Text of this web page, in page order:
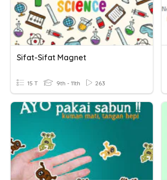
Sifat-Sifat Magnet
15 T 9th - 11th 263